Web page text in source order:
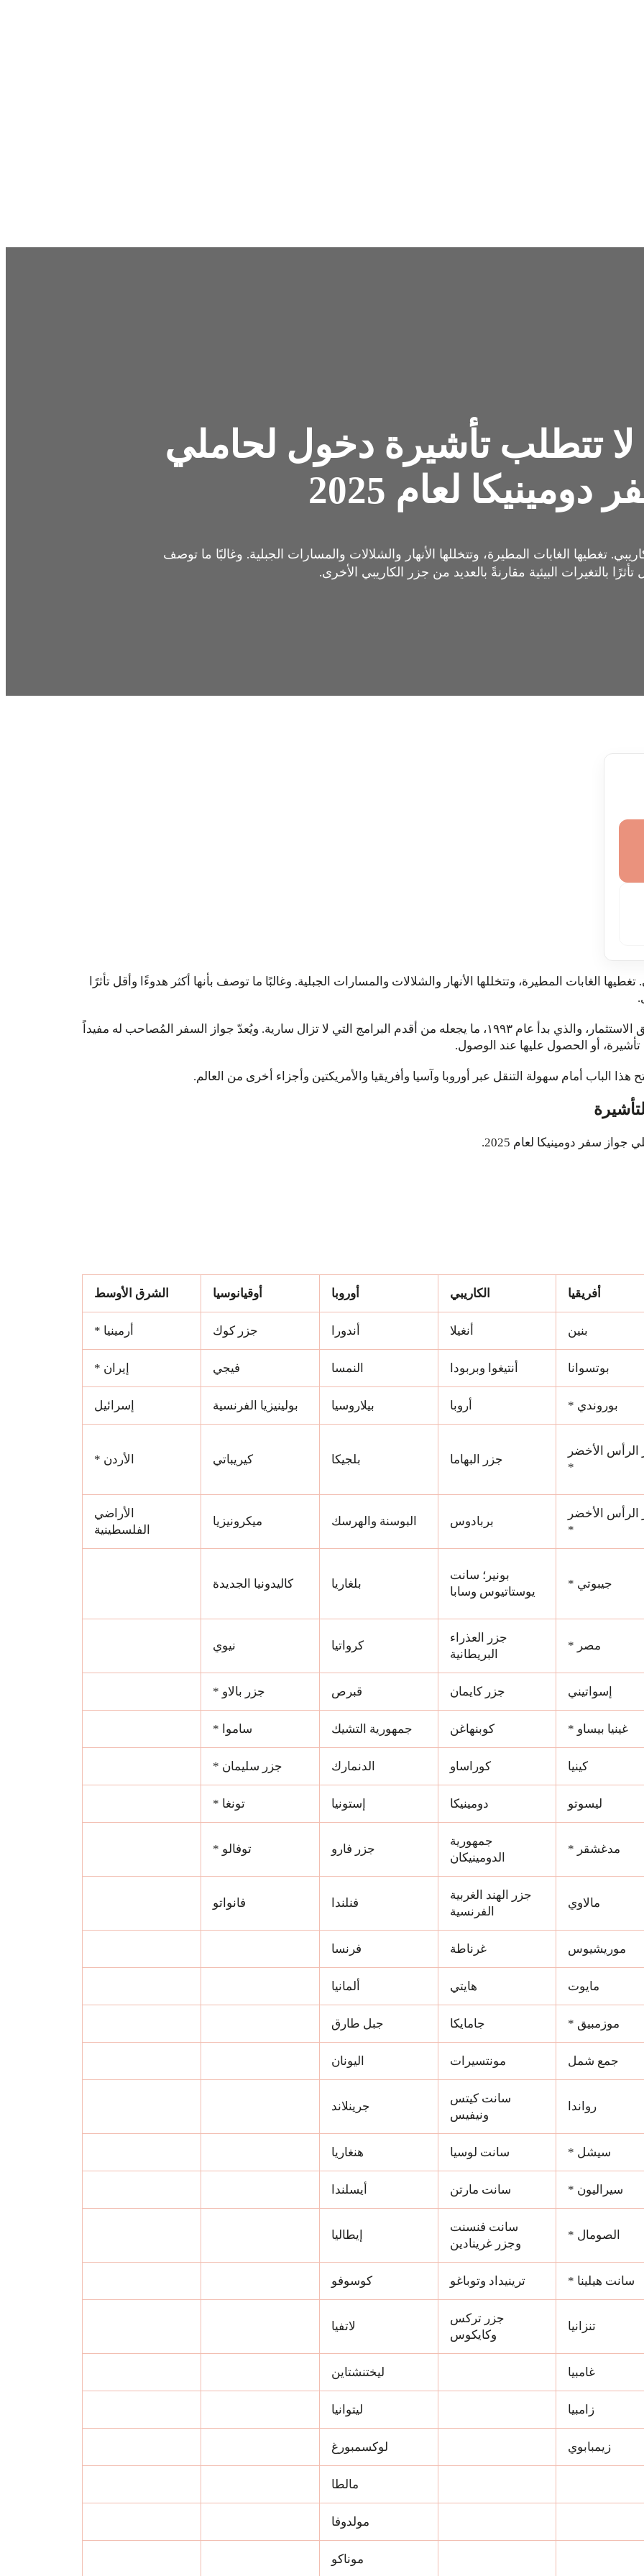
لا تتطلب تأشيرة دخول لحاملي
دومينيكا لعام 2025
تغطيها الغابات المطيرة، وتتخللها الأنهار والشلالات والمسارات الجبلية. وغالبًا ما توصف
تأثرًا بالتغيرات البيئية مقارنةً بالعديد من جزر الكاريبي الأخرى.
الغابات المطيرة، وتتخللها الأنهار والشلالات والمسارات الجبلية. وغالبًا ما توصف بأنها أكثر هدوءًا وأقل تأثرًا
كما تُدير الدولة برنامجاً للحصول على الجنسية عن طريق الاستثمار، والذي بدأ عام ١٩٩٣، ما يجعله من أقدم البرامج التي لا تزال سارية. ويُعدّ جواز السفر المُصاحب له مفيداً
هذا الباب أمام سهولة التنقل عبر أوروبا وآسيا وأفريقيا والأمريكتين وأجزاء أخرى من العالم.
سفر دومينيكا لعام 2025.
أفريقيا الكاريبي أوروبا أوقيانوسيا الشرق الأوسط
بنين أنغيلا أندورا جزر كوك أرمينيا *
بوتسوانا أنتيغوا وبربودا النمسا فيجي إيران *
بوروندي * أروبا بيلاروسيا بولينيزيا الفرنسية إسرائيل
الرأس الأخضر
*
جزر البهاما بلجيكا كيريباتي الأردن *
الرأس الأخضر
*
بربادوس البوسنة والهرسك ميكرونيزيا
الأراضي
الفلسطينية
جيبوتي *
بونير؛ سانت
يوستاتيوس وسابا
بلغاريا كاليدونيا الجديدة
مصر *
جزر العذراء
البريطانية
كرواتيا نيوي
إسواتيني جزر كايمان قبرص جزر بالاو *
غينيا بيساو * كوبنهاغن جمهورية التشيك ساموا *
كينيا كوراساو الدنمارك جزر سليمان *
ليسوتو دومينيكا إستونيا تونغا *
مدغشقر *
جمهورية
الدومينيكان
جزر فارو توفالو *
مالاوي
جزر الهند الغربية
الفرنسية
فنلندا فانواتو
موريشيوس غرناطة فرنسا
مايوت هايتي ألمانيا
موزمبيق * جامايكا جبل طارق
جمع شمل مونتسيرات اليونان
رواندا
سانت كيتس
ونيفيس
جرينلاند
سيشل * سانت لوسيا هنغاريا
سيراليون * سانت مارتن أيسلندا
الصومال *
سانت فنسنت
وجزر غرينادين
إيطاليا
سانت هيلينا * ترينيداد وتوباغو كوسوفو
تنزانيا
جزر تركس
وكايكوس
لاتفيا
غامبيا ليختنشتاين
زامبيا ليتوانيا
زيمبابوي لوكسمبورغ
مالطا
مولدوفا
موناكو